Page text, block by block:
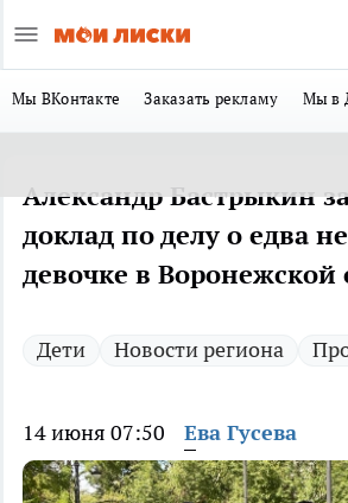
Мы ВКонтакте Заказать рекламу Мы в
Александр Бастрыкин
доклад по делу о едва
девочке в Воронежской
Дети Новости региона
14 июня 07:50 Ева Гусева